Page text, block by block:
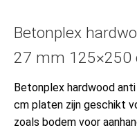
Betonplex
27 mm 125×250
Betonplex hardwood
cm platen zijn geschikt
zoals bodem voor